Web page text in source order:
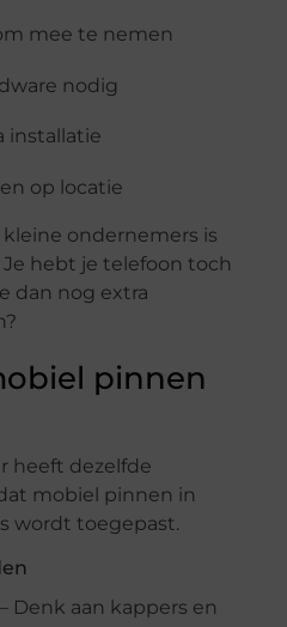
mee te nemen
nodig
installatie
op locatie
kleine ondernemers is
Je hebt je telefoon toch
dan nog extra
pinnen
heeft dezelfde
mobiel pinnen in
wordt toegepast.
– Denk aan kappers en